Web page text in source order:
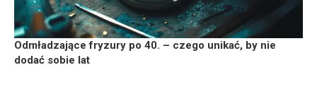
Odmładzające fryzury po 40. – czego unikać, by nie
dodać sobie lat